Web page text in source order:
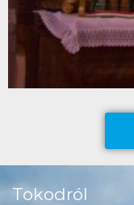
Tokodról